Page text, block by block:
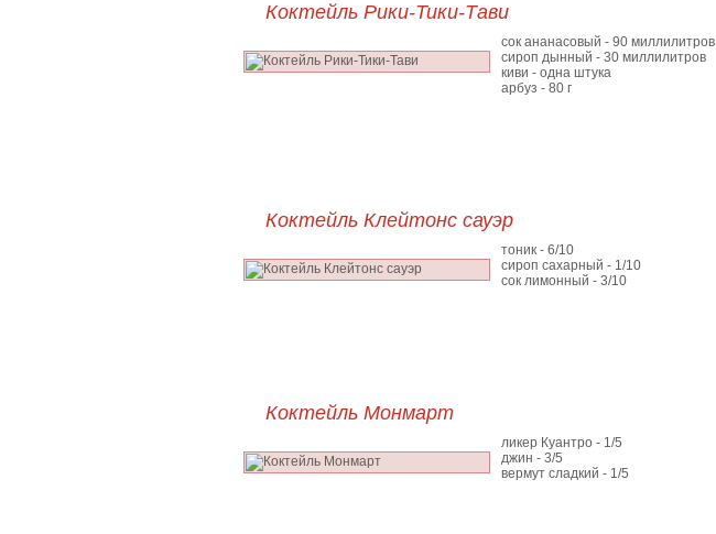
Коктейль Рики-Тики-Тави
сок ананасовый - 90 миллилитров
сироп дынный - 30 миллилитров
киви - одна штука
арбуз - 80 г
Коктейль Клейтонс сауэр
тоник - 6/10
сироп сахарный - 1/10
сок лимонный - 3/10
Коктейль Монмарт
ликер Куантро - 1/5
джин - 3/5
вермут сладкий - 1/5